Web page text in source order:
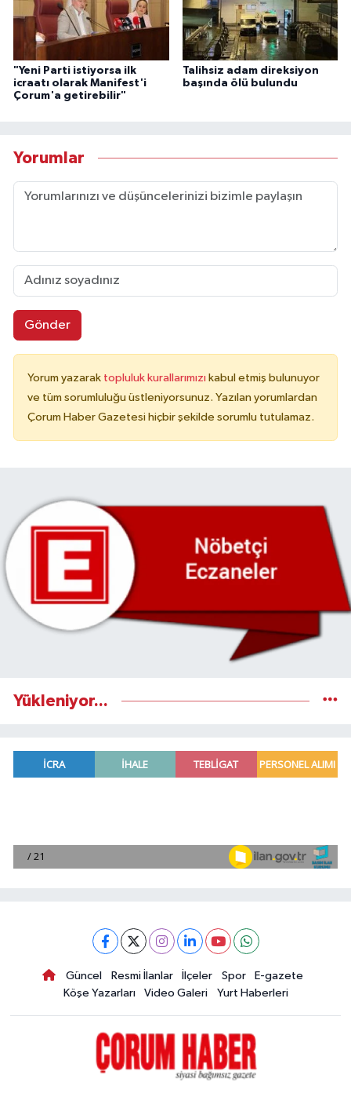
"Yeni Parti istiyorsa ilk
icraatı olarak Manifest'i
Çorum'a getirebilir"
Talihsiz adam direksiyon
başında ölü bulundu
Yorumlar
Gönder
Yorum yazarak topluluk kurallarımızı kabul etmiş bulunuyor
ve tüm sorumluluğu üstleniyorsunuz. Yazılan yorumlardan
Çorum Haber Gazetesi hiçbir şekilde sorumlu tutulamaz.
Yükleniyor...
Güncel Resmi İlanlar İlçeler Spor
E-gazete
Köşe Yazarları
Video Galeri Yurt Haberleri